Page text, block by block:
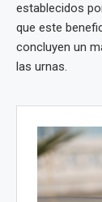
establecidos
que este
concluyen un
las urnas.